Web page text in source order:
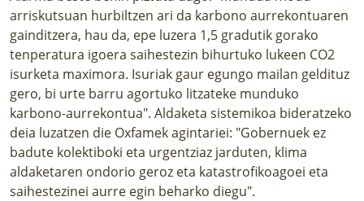
arriskutsuan hurbiltzen ari da karbono aurrekontuaren
gainditzera, hau da, epe luzera 1,5 gradutik gorako
tenperatura igoera saihestezin bihurtuko lukeen CO2
isurketa maximora. Isuriak gaur egungo mailan geldituz
gero, bi urte barru agortuko litzateke munduko
karbono-aurrekontua". Aldaketa sistemikoa bideratzeko
deia luzatzen die Oxfamek agintariei: "Gobernuek ez
badute kolektiboki eta urgentziaz jarduten, klima
aldaketaren ondorio geroz eta katastrofikoagoei eta
saihestezinei aurre egin beharko diegu".